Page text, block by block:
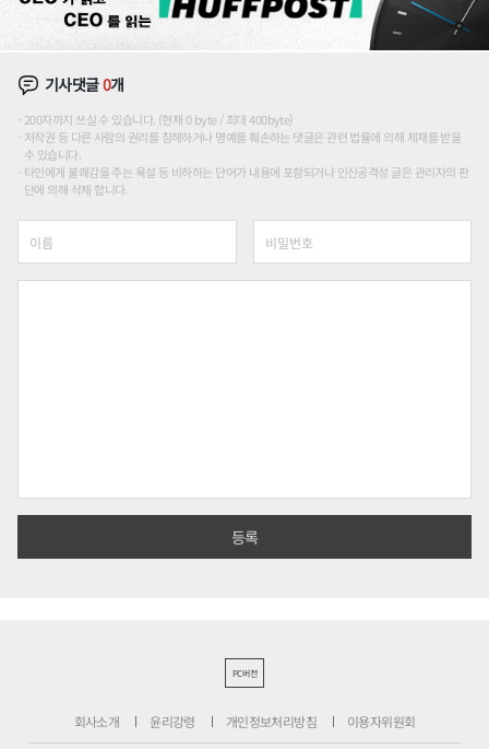
기사댓글0개
200자까지 쓰실 수 있습니다. (현재 0 byte / 최대 400byte)
저작권 등 다른 사람의 권리를 침해하거나 명예를 훼손하는 댓글은 관련 법률에 의해 제재를 받을
수 있습니다.
타인에게 불쾌감을 주는 욕설 등 비하하는 단어가 내용에 포함되거나 인신공격성 글은 관리자의 판
단에 의해 삭제 합니다.
PC버전
회사소개 윤리강령 개인정보처리방침 이용자위원회